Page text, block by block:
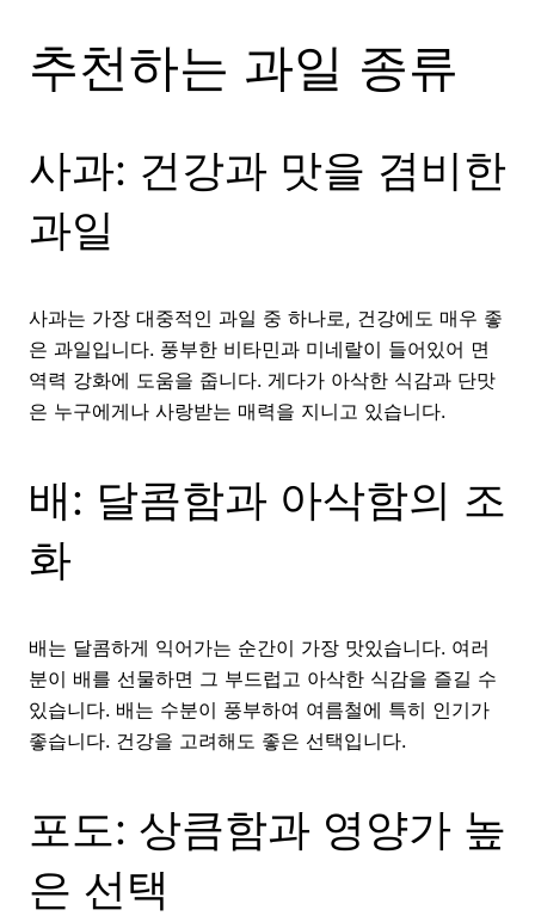
추천하는 과일 종류
사과: 건강과 맛을 겸비한
과일
사과는 가장 대중적인 과일 중 하나로, 건강에도 매우 좋
은 과일입니다. 풍부한 비타민과 미네랄이 들어있어 면
역력 강화에 도움을 줍니다. 게다가 아삭한 식감과 단맛
은 누구에게나 사랑받는 매력을 지니고 있습니다.
배: 달콤함과 아삭함의 조
화
배는 달콤하게 익어가는 순간이 가장 맛있습니다. 여러
분이 배를 선물하면 그 부드럽고 아삭한 식감을 즐길 수
있습니다. 배는 수분이 풍부하여 여름철에 특히 인기가
좋습니다. 건강을 고려해도 좋은 선택입니다.
포도: 상큼함과 영양가 높
은 선택